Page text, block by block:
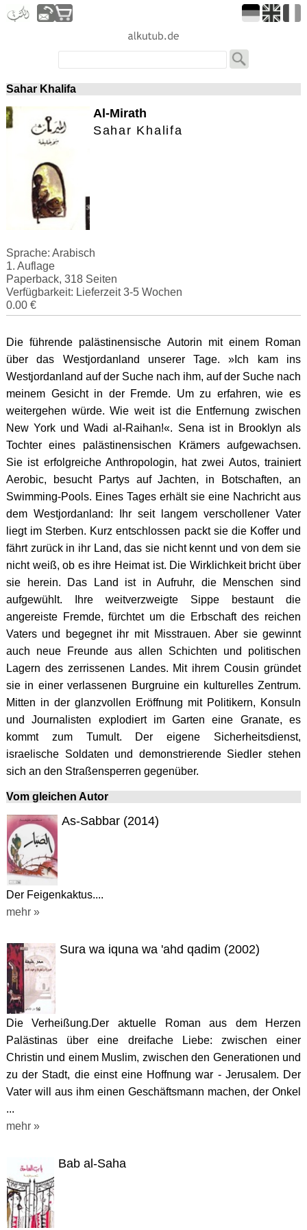
Sahar Khalifa
Al-Mirath
Sahar Khalifa
Sprache: Arabisch
1. Auflage
Paperback, 318 Seiten
Verfügbarkeit: Lieferzeit 3-5 Wochen
0.00 €
Die führende palästinensische Autorin mit einem Roman
über das Westjordanland unserer Tage. »Ich kam ins
Westjordanland auf der Suche nach ihm, auf der Suche nach
meinem Gesicht in der Fremde. Um zu erfahren, wie es
weitergehen würde. Wie weit ist die Entfernung zwischen
New York und Wadi al-Raihan!«. Sena ist in Brooklyn als
Tochter eines palästinensischen Krämers aufgewachsen.
Sie ist erfolgreiche Anthropologin, hat zwei Autos, trainiert
Aerobic, besucht Partys auf Jachten, in Botschaften, an
Swimming-Pools. Eines Tages erhält sie eine Nachricht aus
dem Westjordanland: Ihr seit langem verschollener Vater
liegt im Sterben. Kurz entschlossen packt sie die Koffer und
fährt zurück in ihr Land, das sie nicht kennt und von dem sie
nicht weiß, ob es ihre Heimat ist. Die Wirklichkeit bricht über
sie herein. Das Land ist in Aufruhr, die Menschen sind
aufgewühlt. Ihre weitverzweigte Sippe bestaunt die
angereiste Fremde, fürchtet um die Erbschaft des reichen
Vaters und begegnet ihr mit Misstrauen. Aber sie gewinnt
auch neue Freunde aus allen Schichten und politischen
Lagern des zerrissenen Landes. Mit ihrem Cousin gründet
sie in einer verlassenen Burgruine ein kulturelles Zentrum.
Mitten in der glanzvollen Eröffnung mit Politikern, Konsuln
und Journalisten explodiert im Garten eine Granate, es
kommt zum Tumult. Der eigene Sicherheitsdienst,
israelische Soldaten und demonstrierende Siedler stehen
sich an den Straßensperren gegenüber.
Vom gleichen Autor
As-Sabbar (2014)
Der Feigenkaktus....
mehr »
Sura wa iquna wa 'ahd qadim (2002)
Die Verheißung.Der aktuelle Roman aus dem Herzen
Palästinas über eine dreifache Liebe: zwischen einer
Christin und einem Muslim, zwischen den Generationen und
zu der Stadt, die einst eine Hoffnung war - Jerusalem. Der
Vater will aus ihm einen Geschäftsmann machen, der Onkel
...
mehr »
Bab al-Saha